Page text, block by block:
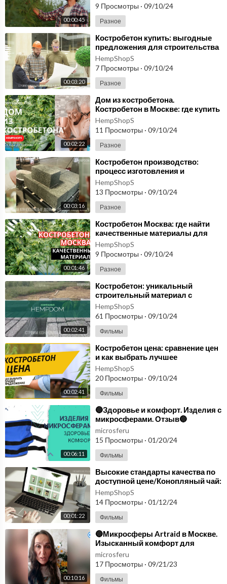
00:00:45
9 Просмотры · 09/10/24
Разное
00:03:20
⁣Костробетон купить: выгодные
предложения для строительства
экологичного дома
HempShopS
7 Просмотры · 09/10/24
Разное
00:02:22
⁣Дом из костробетона.
Костробетон в Москве: где купить
по выгодной цене для
строительства дома.
HempShopS
11 Просмотры · 09/10/24
Разное
00:03:16
⁣Костробетон производство:
процесс изготовления и
основные этапы производства/
экологичный из конопли
HempShopS
13 Просмотры · 09/10/24
Разное
00:01:46
⁣Костробетон Москва: где найти
качественные материалы для
строительства
HempShopS
9 Просмотры · 09/10/24
Разное
00:02:41
⁣Костробетон: уникальный
строительный материал с
экологическими свойствами
HempShopS
61 Просмотры · 09/10/24
Фильмы
00:02:41
⁣Костробетон цена: сравнение цен
и как выбрать лучшее
предложение
HempShopS
20 Просмотры · 09/10/24
Фильмы
00:06:11
⁣🔵Здоровье и комфорт. Изделия с
микросферами. Отзыв🔵
microsferu
15 Просмотры · 01/20/24
Фильмы
00:01:22
⁣Высокие стандарты качества по
доступной цене/Конопляный чай:
Не Просто Чай, а Путь к
Благополучию!
HempShopS
14 Просмотры · 01/12/24
Фильмы
00:10:16
⁣🔵Микросферы Artraid в Москве.
Изысканный комфорт для
здоровья🔵
microsferu
17 Просмотры · 09/21/23
Фильмы